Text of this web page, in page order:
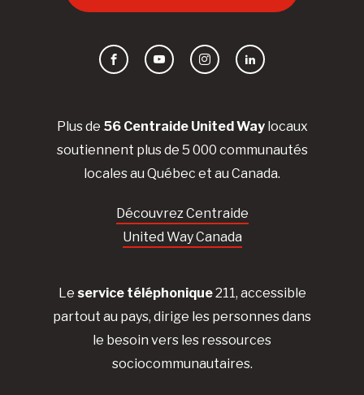
Plus de 56 Centraide United Waylocaux
soutiennent plus de 5 000 communautés
locales au Québec et au Canada.
Découvrez Centraide
United Way Canada
Le service téléphonique211, accessible
partout au pays, dirige les personnes dans
le besoin vers les ressources
sociocommunautaires.
FacebookYouTubeInstagramLinkedIn